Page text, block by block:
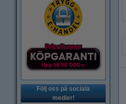
Följ oss på sociala
medier!